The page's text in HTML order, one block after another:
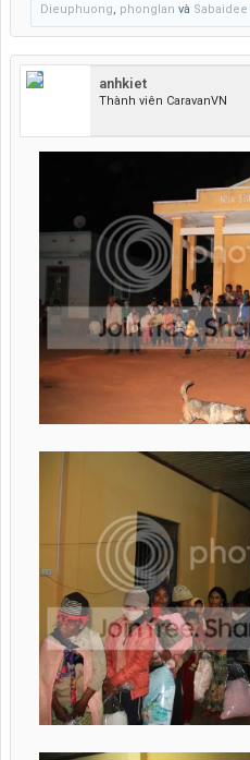
Dieuphuong, phonglan và Sabaidee
anhkiet
Thành viên CaravanVN